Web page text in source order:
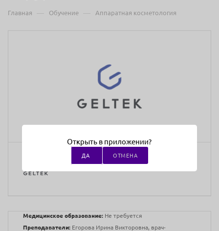
Главная — Обучение — Аппаратная косметология
Медицинское образование: Не требуется
Преподаватели: Егорова Ирина Викторовна, врач-
Открыть в приложении?
ДА ОТМЕНА